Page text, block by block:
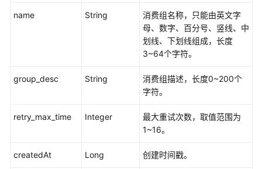
例
name String
消费组名称，只能由英文字
母、数字、百分号、竖线、中
划线、下划线组成，长度
3~64个字符。
group_desc String
消费组描述，长度0~200个
字符。
retry_max_time Integer
最大重试次数，取值范围为
1~16。
createdAt Long 创建时间戳。